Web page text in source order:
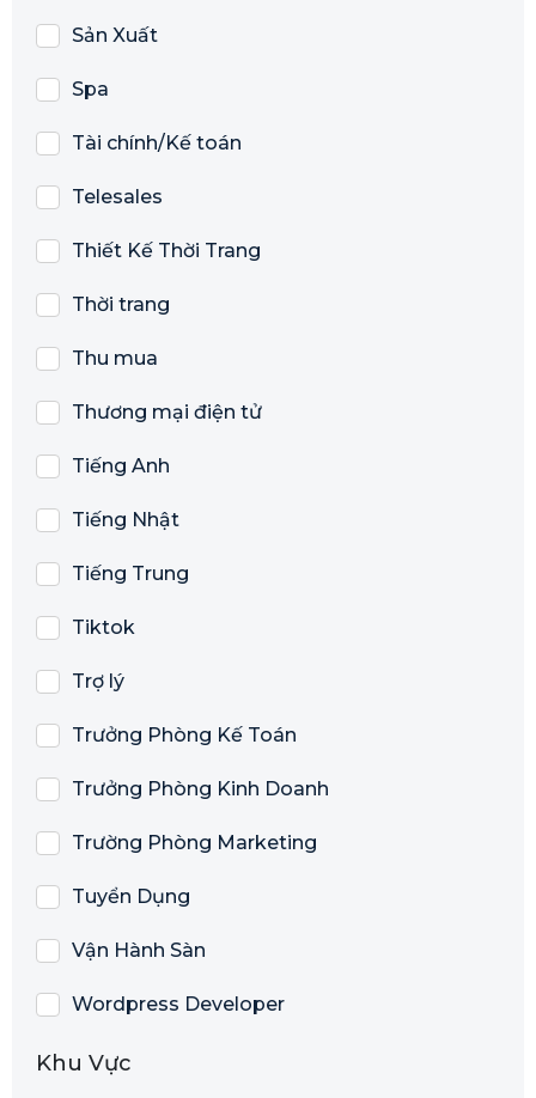
Sản Xuất
Spa
Tài chính/Kế toán
Telesales
Thiết Kế Thời Trang
Thời trang
Thu mua
Thương mại điện tử
Tiếng Anh
Tiếng Nhật
Tiếng Trung
Tiktok
Trợ lý
Trưởng Phòng Kế Toán
Trưởng Phòng Kinh Doanh
Trường Phòng Marketing
Tuyển Dụng
Vận Hành Sàn
Wordpress Developer
Khu Vực